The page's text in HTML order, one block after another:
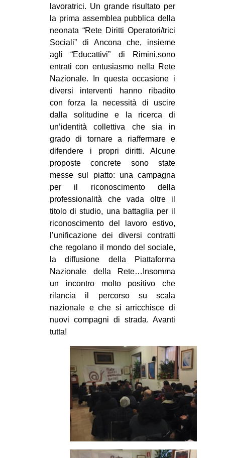
AFRICA
AMERICHE
ESTREMO ORIENTE
EUROPA
MEDIO ORIENTE
EVENTI
in
Fb
tw
bsky
SEARCH
lavoratrici. Un grande risultato per
la prima assemblea pubblica della
neonata “Rete Diritti Operatori/trici
Sociali” di Ancona che, insieme
agli “Educattivi” di Rimini,sono
entrati con entusiasmo nella Rete
Nazionale. In questa occasione i
diversi interventi hanno ribadito
con forza la necessità di uscire
dalla solitudine e la ricerca di
un’identità collettiva che sia in
grado di tornare a riaffermare e
difendere i propri diritti. Alcune
proposte concrete sono state
messe sul piatto: una campagna
per il riconoscimento della
professionalità che vada oltre il
titolo di studio, una battaglia per il
riconoscimento del lavoro estivo,
l’unificazione dei diversi contratti
che regolano il mondo del sociale,
la diffusione della Piattaforma
Nazionale della Rete…Insomma
un incontro molto positivo che
rilancia il percorso su scala
nazionale e che si arricchisce di
nuovi compagni di strada. Avanti
tutta!